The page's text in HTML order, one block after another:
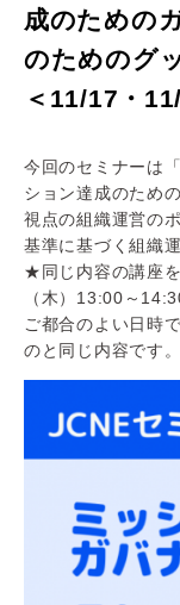
成のための
のためのグ
＜11/17・
今回のセミナーは
ション達成のため
視点の組織運営の
基準に基づく組織
★同じ内容の講座
（木）13:00～
ご都合のよい日時
のと同じ内容です。